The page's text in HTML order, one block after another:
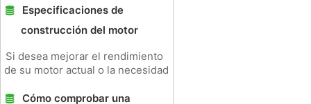
Especificaciones de
construcción del motor
Si desea mejorar el rendimiento
de su motor actual o la necesidad
Cómo comprobar una